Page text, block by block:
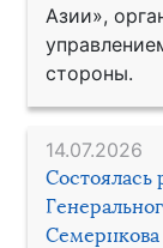
Азии»,
стороны.
14.07.2026
Состоялась